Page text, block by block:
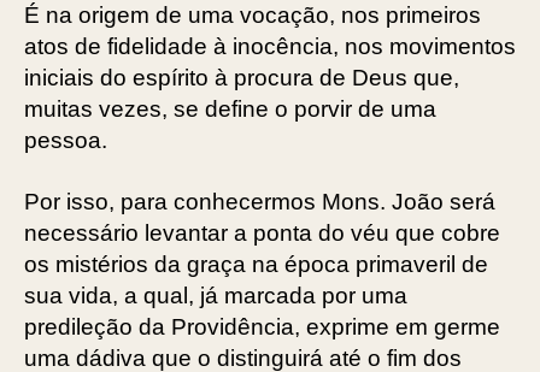
É na origem de uma vocação, nos primeiros
atos de fidelidade à inocência, nos movimentos
iniciais do espírito à procura de Deus que,
muitas vezes, se define o porvir de uma
pessoa.
Por isso, para conhecermos Mons. João será
necessário levantar a ponta do véu que cobre
os mistérios da graça na época primaveril de
sua vida, a qual, já marcada por uma
predileção da Providência, exprime em germe
uma dádiva que o distinguirá até o fim dos